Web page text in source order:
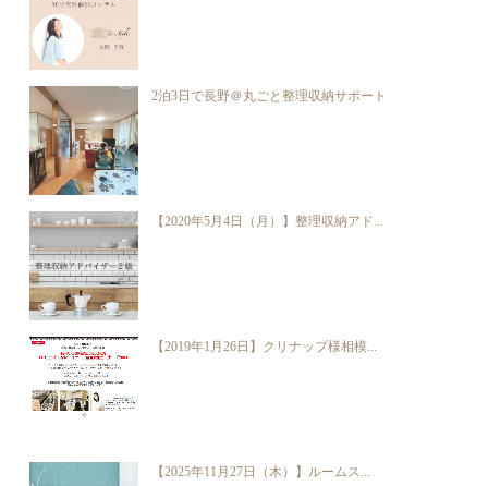
2泊3日で長野＠丸ごと整理収納サポート
【2020年5月4日（月）】整理収納アド...
【2019年1月26日】クリナップ様相模...
【2025年11月27日（木）】ルームス...